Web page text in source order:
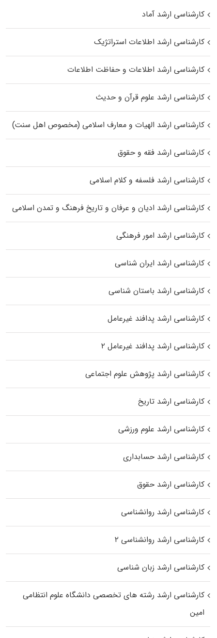
کارشناسی ارشد آماد
کارشناسی ارشد اطلاعات استراتژیک
کارشناسی ارشد اطلاعات و حفاظت اطلاعات
کارشناسی ارشد علوم قرآن و حدیث
کارشناسی ارشد الهیات و معارف اسلامی (مخصوص اهل سنت)
کارشناسی ارشد فقه و حقوق
کارشناسی ارشد فلسفه و کلام اسلامی
کارشناسی ارشد ادیان و عرفان و تاریخ فرهنگ و تمدن اسلامی
کارشناسی ارشد امور فرهنگی
کارشناسی ارشد ایران شناسی
کارشناسی ارشد باستان شناسی
کارشناسی ارشد پدافند غیرعامل
کارشناسی ارشد پدافند غیرعامل ۲
کارشناسی ارشد پژوهش علوم اجتماعی
کارشناسی ارشد تاریخ
کارشناسی ارشد علوم ورزشی
کارشناسی ارشد حسابداری
کارشناسی ارشد حقوق
کارشناسی ارشد روانشناسی
کارشناسی ارشد روانشناسی ۲
کارشناسی ارشد زبان شناسی
کارشناسی ارشد رﺷﺘﻪ ﻫﺎی تخصصی داﻧﺸﮕﺎه ﻋﻠﻮم انتظامی
اﻣﻴﻦ